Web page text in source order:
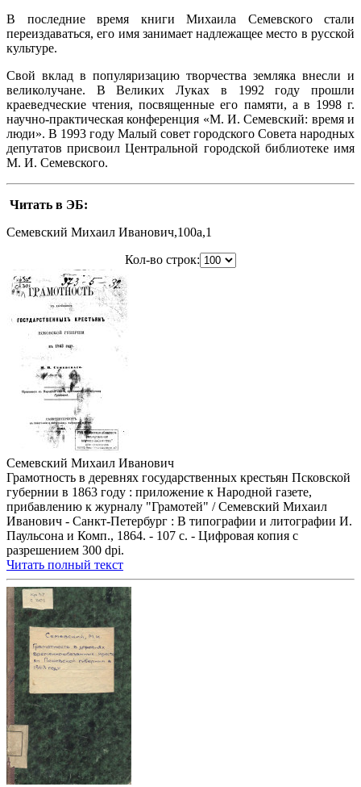
В последние время книги Михаила Семевского стали
переиздаваться, его имя занимает надлежащее место в русской
культуре.
Свой вклад в популяризацию творчества земляка внесли и
великолучане. В Великих Луках в 1992 году прошли
краеведческие чтения, посвященные его памяти, а в 1998 г.
научно-практическая конференция «М. И. Семевский: время и
люди». В 1993 году Малый совет городского Совета народных
депутатов присвоил Центральной городской библиотеке имя
М. И. Семевского.
Читать в ЭБ:
Семевский Михаил Иванович,100a,1
Кол-во строк:
Семевский Михаил Иванович
Грамотность в деревнях государственных крестьян Псковской
губернии в 1863 году : приложение к Народной газете,
прибавлению к журналу "Грамотей" / Семевский Михаил
Иванович - Санкт-Петербург : В типографии и литографии И.
Паульсона и Комп., 1864. - 107 с. - Цифровая копия с
разрешением 300 dpi.
Читать полный текст